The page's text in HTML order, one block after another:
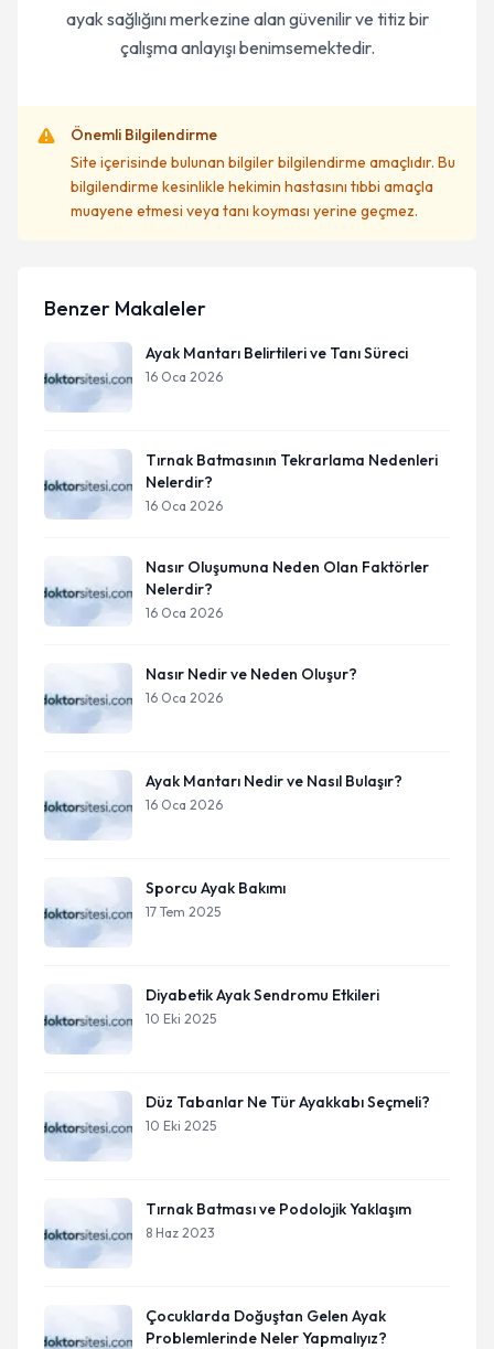
ayak sağlığını merkezine alan güvenilir ve titiz bir
çalışma anlayışı benimsemektedir.
Önemli Bilgilendirme
Site içerisinde bulunan bilgiler bilgilendirme amaçlıdır. Bu
bilgilendirme kesinlikle hekimin hastasını tıbbi amaçla
muayene etmesi veya tanı koyması yerine geçmez.
Benzer Makaleler
Ayak Mantarı Belirtileri ve Tanı Süreci
16 Oca 2026
Tırnak Batmasının Tekrarlama Nedenleri
Nelerdir?
16 Oca 2026
Nasır Oluşumuna Neden Olan Faktörler
Nelerdir?
16 Oca 2026
Nasır Nedir ve Neden Oluşur?
16 Oca 2026
Ayak Mantarı Nedir ve Nasıl Bulaşır?
16 Oca 2026
Sporcu Ayak Bakımı
17 Tem 2025
Diyabetik Ayak Sendromu Etkileri
10 Eki 2025
Düz Tabanlar Ne Tür Ayakkabı Seçmeli?
10 Eki 2025
Tırnak Batması ve Podolojik Yaklaşım
8 Haz 2023
Çocuklarda Doğuştan Gelen Ayak
Problemlerinde Neler Yapmalıyız?